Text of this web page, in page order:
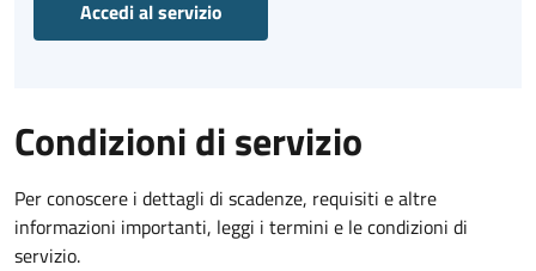
Accedi al servizio
Condizioni di servizio
Per conoscere i dettagli di scadenze, requisiti e altre
informazioni importanti, leggi i termini e le condizioni di
servizio.